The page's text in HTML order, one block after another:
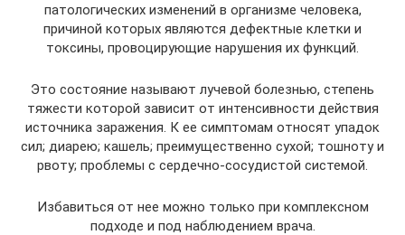
патологических изменений в организме человека,
причиной которых являются дефектные клетки и
токсины, провоцирующие нарушения их функций.
Это состояние называют лучевой болезнью, степень
тяжести которой зависит от интенсивности действия
источника заражения. К ее симптомам относят упадок
сил; диарею; кашель; преимущественно сухой; тошноту и
рвоту; проблемы с сердечно-сосудистой системой.
Избавиться от нее можно только при комплексном
подходе и под наблюдением врача.